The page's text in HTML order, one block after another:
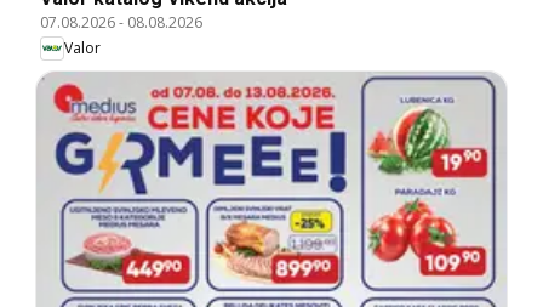
07.08.2026- 08.08.2026
Valor